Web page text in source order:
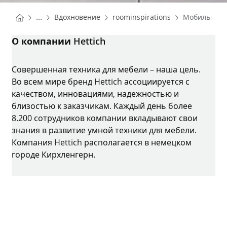
You are here:
HomepageВдохновение Homepage
roominspirations Homepage
Мобильная
О компании Hettich
Совершенная техника для мебели – наша цель.
Во всем мире бренд Hettich ассоциируется с
качеством, инновациями, надежностью и
близостью к заказчикам. Каждый день более
8.200 сотрудников компании вкладывают свои
знания в развитие умной техники для мебели.
Компания Hettich располагается в немецком
городе Кирхленгерн.